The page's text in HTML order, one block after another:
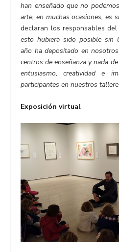
han enseñado que no
arte, en muchas ocasiones, es
declaran los responsables del
esto hubiera sido posible sin
año ha depositado en
centros de enseñanza y nada
entusiasmo, creatividad e
participantes en nuestros
Exposición virtual